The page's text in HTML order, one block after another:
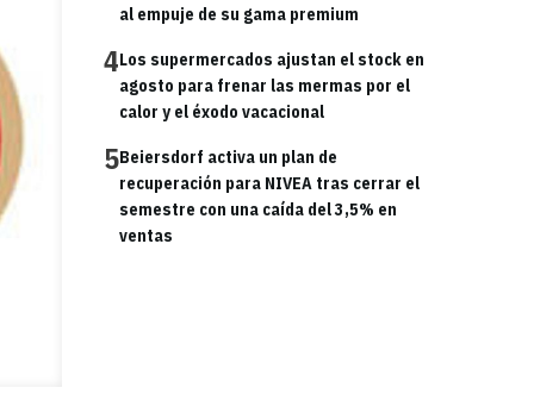
al empuje de su gama premium
4Los supermercados ajustan el stock en
agosto para frenar las mermas por el
calor y el éxodo vacacional
5Beiersdorf activa un plan de
recuperación para NIVEA tras cerrar el
semestre con una caída del 3,5% en
ventas